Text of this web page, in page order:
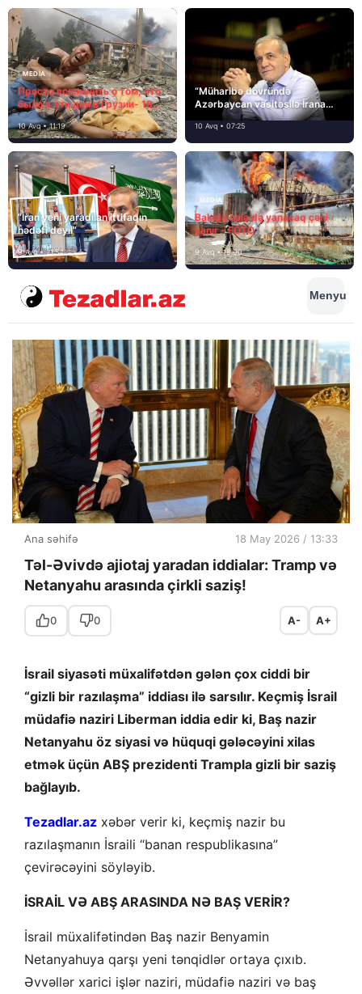
MEDİA
Просто вспомнить о том, что
было в эти дни в Грузии- 18
лет назад, 8 августа 2008
года…
10 Avq • 11:19
“Müharibə dövründə
Azərbaycan vasitəsilə İrana
yardım və dəstək göstərilib”
10 Avq • 07:25
“İran yeni yaradılan ittifaqın
hədəfi deyil”
9 Avq • 21:54
MEDİA
Bakıda hələ də yanacaq çəni
yanır – FOTO
9 Avq • 18:00
Menyu
Ana səhifə 18 May 2026 / 13:33
Təl-Əvivdə ajiotaj yaradan iddialar: Tramp və
Netanyahu arasında çirkli saziş!
0 0 A- A+
İsrail siyasəti müxalifətdən gələn çox ciddi bir
“gizli bir razılaşma” iddiası ilə sarsılır. Keçmiş İsrail
müdafiə naziri Liberman iddia edir ki, Baş nazir
Netanyahu öz siyasi və hüquqi gələcəyini xilas
etmək üçün ABŞ prezidenti Trampla gizli bir saziş
bağlayıb.
Tezadlar.az xəbər verir ki, keçmiş nazir bu
razılaşmanın İsraili “banan respublikasına”
çevirəcəyini söyləyib.
İSRAİL VƏ ABŞ ARASINDA NƏ BAŞ VERİR?
İsrail müxalifətindən Baş nazir Benyamin
Netanyahuya qarşı yeni tənqidlər ortaya çıxıb.
Əvvəllər xarici işlər naziri, müdafiə naziri və baş